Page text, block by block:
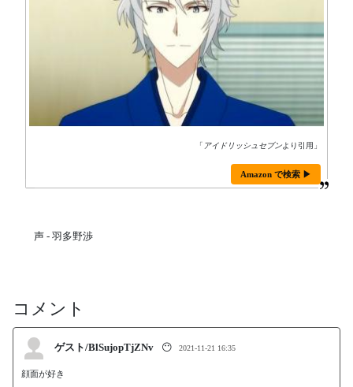
「 アイドリッシュセブンより引用」
Amazon で検索 ▶
声 - 羽多野渉
コメント
ゲスト/BlSujopTjZNv 😶 2021-11-21 16:35
顔面が好き